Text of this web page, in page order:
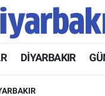
DİYARBAKIR